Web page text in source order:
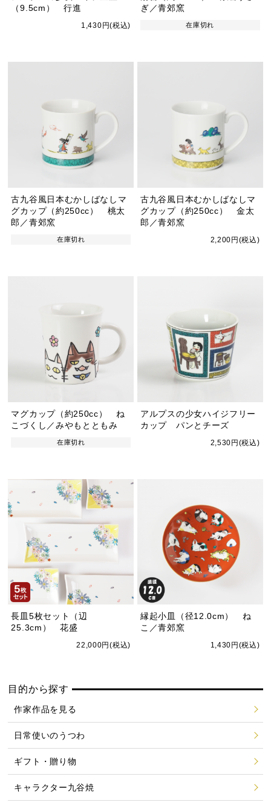
（9.5cm） 行進
1,430円(税込)
ぎ／青郊窯
在庫切れ
古九谷風日本むかしばなしマ
グカップ（約250cc） 桃太
郎／青郊窯
在庫切れ
古九谷風日本むかしばなしマ
グカップ（約250cc） 金太
郎／青郊窯
2,200円(税込)
マグカップ（約250cc） ね
こづくし／みやもとともみ
在庫切れ
アルプスの少女ハイジフリー
カップ パンとチーズ
2,530円(税込)
長皿5枚セット（辺
25.3cm） 花盛
22,000円(税込)
縁起小皿（径12.0cm） ね
こ／青郊窯
1,430円(税込)
目的から探す
作家作品を見る
日常使いのうつわ
ギフト・贈り物
キャラクター九谷焼